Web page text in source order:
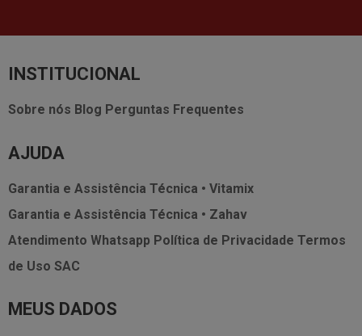
INSTITUCIONAL
Sobre nós Blog Perguntas Frequentes
AJUDA
Garantia e Assistência Técnica • Vitamix
Garantia e Assistência Técnica • Zahav
Atendimento Whatsapp Política de Privacidade Termos
de Uso SAC
MEUS DADOS